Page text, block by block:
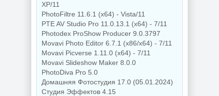
XP/11
PhotoFiltre 11.6.1 (x64) - Vista/11
PTE AV Studio Pro 11.0.13.1 (x64) - 7/11
Photodex ProShow Producer 9.0.3797
Movavi Photo Editor 6.7.1 (x86/x64) - 7/11
Movavi Picverse 1.11.0 (x64) - 7/11
Movavi Slideshow Maker 8.0.0
PhotoDiva Pro 5.0
Домашняя Фотостудия 17.0 (05.01.2024)
Студия Эффектов 4.15